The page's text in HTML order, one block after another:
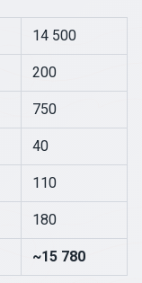
14 500
200
750
40
110
180
~15 780